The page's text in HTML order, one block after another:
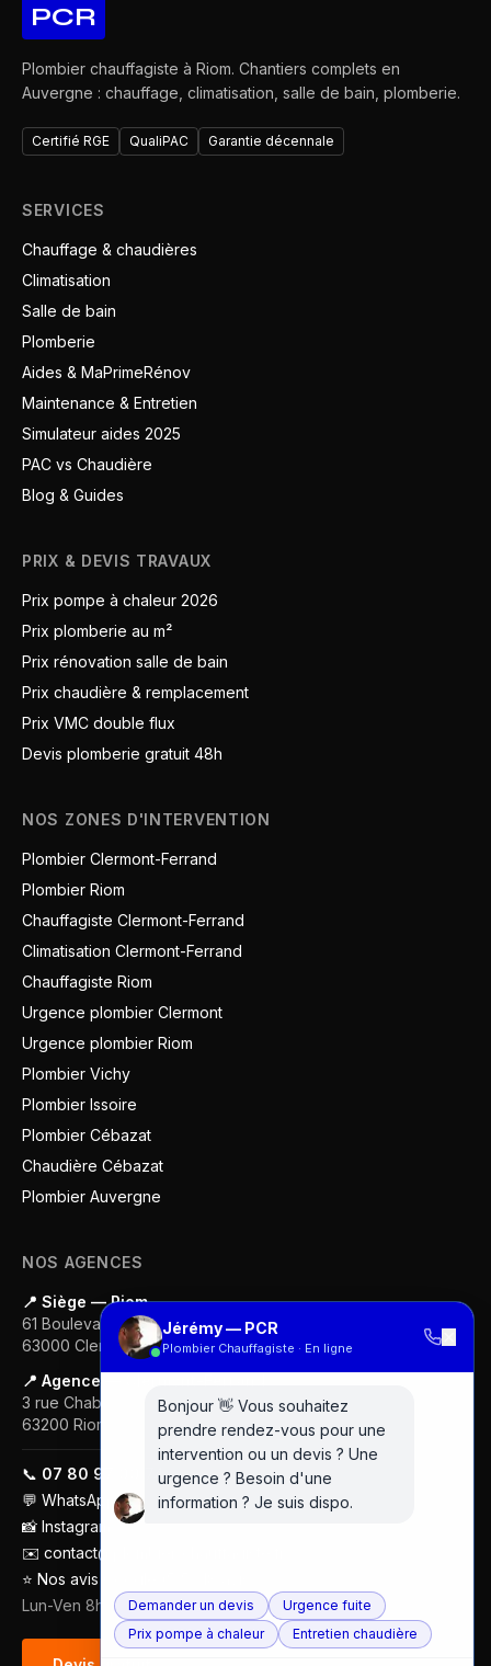
PCR
Plombier chauffagiste à Riom. Chantiers complets en
Auvergne : chauffage, climatisation, salle de bain, plomberie.
Certifié RGE QualiPAC Garantie décennale
SERVICES
Chauffage & chaudières
Climatisation
Salle de bain
Plomberie
Aides & MaPrimeRénov
Maintenance & Entretien
Simulateur aides 2025
PAC vs Chaudière
Blog & Guides
PRIX & DEVIS TRAVAUX
Prix pompe à chaleur 2026
Prix plomberie au m²
Prix rénovation salle de bain
Prix chaudière & remplacement
Prix VMC double flux
Devis plomberie gratuit 48h
NOS ZONES D'INTERVENTION
Plombier Clermont-Ferrand
Plombier Riom
Chauffagiste Clermont-Ferrand
Climatisation Clermont-Ferrand
Chauffagiste Riom
Urgence plombier Clermont
Urgence plombier Riom
Plombier Vichy
Plombier Issoire
Plombier Cébazat
Chaudière Cébazat
Plombier Auvergne
NOS AGENCES
📍 Siège — Riom
61 Boulevard Gustave Flaubert
63000 Clermont-Ferrand
📍 Agence — Clermont-Ferrand
3 rue Chabrol
63200 Riom
📞 07 80 97 00 74
💬 WhatsApp
📸 Instagram
✉️ contact@plombier-chauffagiste.fr
⭐ Nos avis Google (5/5 · 18 avis)
Lun-Ven 8h-18h
Jérémy — PCR
Plombier Chauffagiste · En ligne
Bonjour 👋 Vous souhaitez
prendre rendez-vous pour une
intervention ou un devis ? Une
urgence ? Besoin d'une
information ? Je suis dispo.
Demander un devis
Urgence fuite
Prix pompe à chaleur
Entretien chaudière